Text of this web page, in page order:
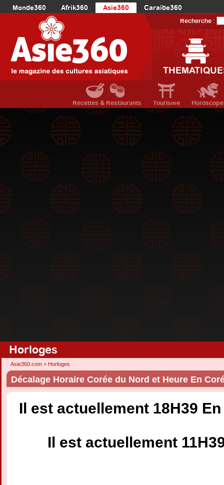
Monde360 Afrik360 Asie360
Caraibe360
Europe360
AmériqueDuNord360
Océanie360
Recherche :
Recettes & Restaurants Tourisme Horoscope
Horloges
Asie360.com > Horloges
Décalage Horaire Corée du Nord et Heure En
Il est actuellement 18H39
Il est actuellement